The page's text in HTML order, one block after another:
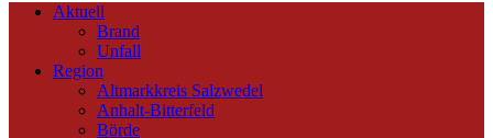
Aktuell
Brand
Unfall
Region
Altmarkkreis Salzwedel
Anhalt-Bitterfeld
Börde